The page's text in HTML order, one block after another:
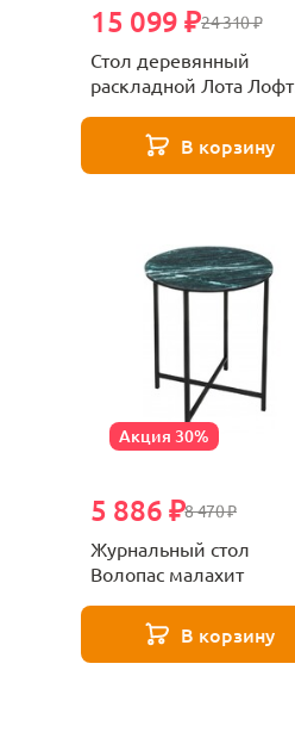
24 310 ₽
15 099 ₽
Стол деревянный
раскладной Лота Лофт
матовый / бетонВ корзину
Акция 30%
8 470 ₽
5 886 ₽
Журнальный стол
Волопас малахит
В корзину